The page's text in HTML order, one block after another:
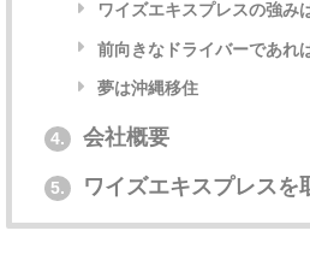
ワイズエキスプレスの強み
前向きなドライバーであれ
夢は沖縄移住
4. 会社概要
5. ワイズエキスプレスを